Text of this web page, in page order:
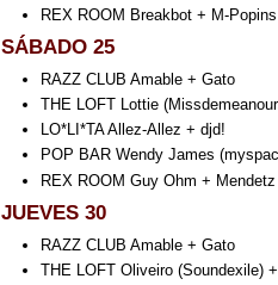
REX ROOM Breakbot + M-Popins
SÁBADO 25
RAZZ CLUB Amable + Gato
THE LOFT Lottie
LO*LI*TA Allez-Allez + djd!
POP BAR Wendy James
REX ROOM Guy Ohm +
JUEVES 30
RAZZ CLUB Amable + Gato
THE LOFT Oliveiro (Soundexile)